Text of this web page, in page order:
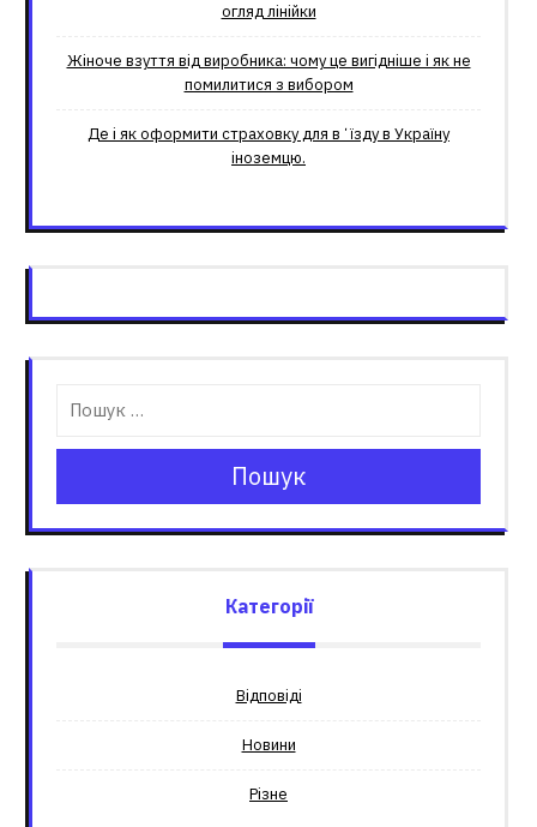
огляд лінійки
Жіноче взуття від виробника: чому це вигідніше і як не
помилитися з вибором
Де і як оформити страховку для вʼїзду в Україну
іноземцю.
Пошук
Категорії
Відповіді
Новини
Різне